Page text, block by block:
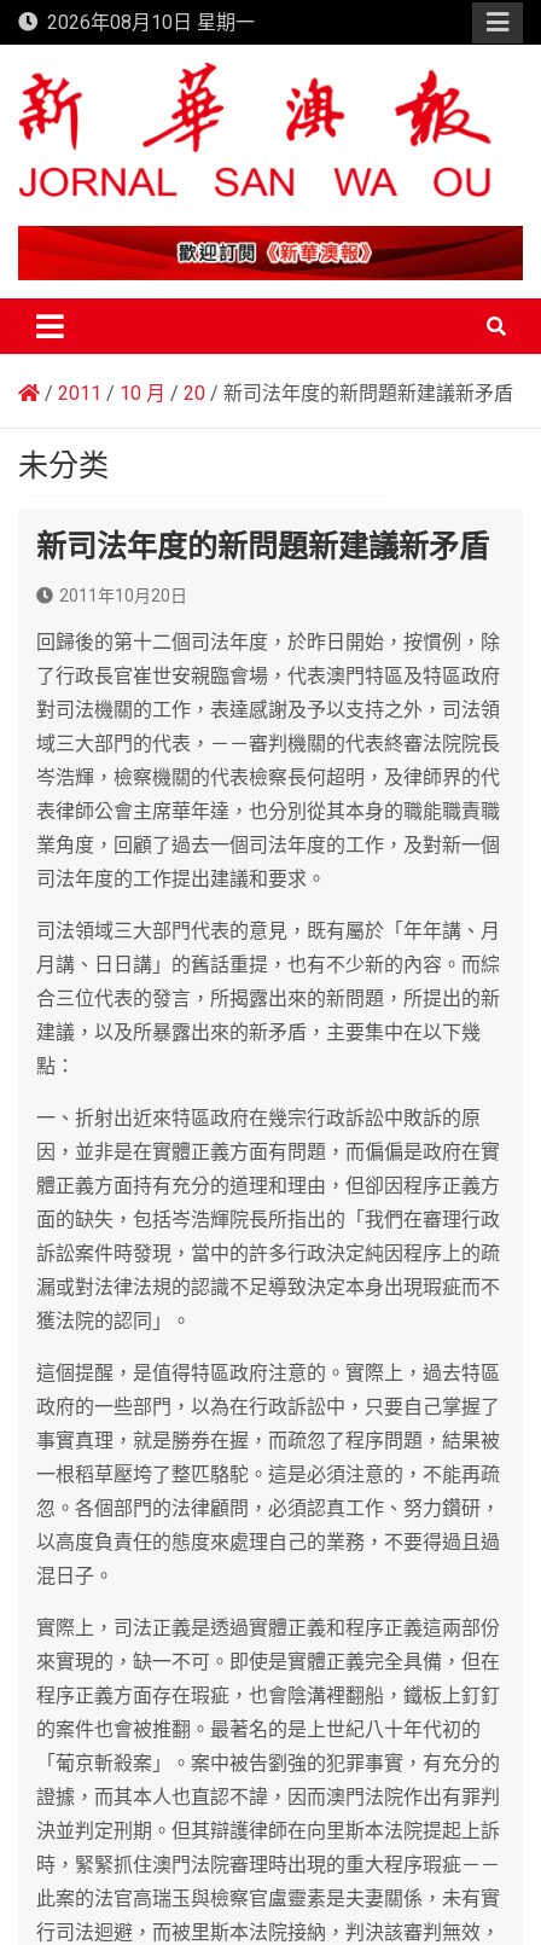
Skip
to
content
2026年08月10日 星期一
新華澳報
2011 10 月 20 新司法年度的新問題新建議新矛盾
未分类
新司法年度的新問題新建議新矛盾
2011年10月20日
回歸後的第十二個司法年度，於昨日開始，按慣例，除
了行政長官崔世安親臨會場，代表澳門特區及特區政府
對司法機關的工作，表達感謝及予以支持之外，司法領
域三大部門的代表，－－審判機關的代表終審法院院長
岑浩輝，檢察機關的代表檢察長何超明，及律師界的代
表律師公會主席華年達，也分別從其本身的職能職責職
業角度，回顧了過去一個司法年度的工作，及對新一個
司法年度的工作提出建議和要求。
司法領域三大部門代表的意見，既有屬於「年年講、月
月講、日日講」的舊話重提，也有不少新的內容。而綜
合三位代表的發言，所揭露出來的新問題，所提出的新
建議，以及所暴露出來的新矛盾，主要集中在以下幾
點：
一、折射出近來特區政府在幾宗行政訴訟中敗訴的原
因，並非是在實體正義方面有問題，而偏偏是政府在實
體正義方面持有充分的道理和理由，但卻因程序正義方
面的缺失，包括岑浩輝院長所指出的「我們在審理行政
訴訟案件時發現，當中的許多行政決定純因程序上的疏
漏或對法律法規的認識不足導致決定本身出現瑕疵而不
獲法院的認同」。
這個提醒，是值得特區政府注意的。實際上，過去特區
政府的一些部門，以為在行政訴訟中，只要自己掌握了
事實真理，就是勝券在握，而疏忽了程序問題，結果被
一根稻草壓垮了整匹駱駝。這是必須注意的，不能再疏
忽。各個部門的法律顧問，必須認真工作、努力鑽研，
以高度負責任的態度來處理自己的業務，不要得過且過
混日子。
實際上，司法正義是透過實體正義和程序正義這兩部份
來實現的，缺一不可。即使是實體正義完全具備，但在
程序正義方面存在瑕疵，也會陰溝裡翻船，鐵板上釘釘
的案件也會被推翻。最著名的是上世紀八十年代初的
「葡京斬殺案」。案中被告劉強的犯罪事實，有充分的
證據，而其本人也直認不諱，因而澳門法院作出有罪判
決並判定刑期。但其辯護律師在向里斯本法院提起上訴
時，緊緊抓住澳門法院審理時出現的重大程序瑕疵－－
此案的法官高瑞玉與檢察官盧靈素是夫妻關係，未有實
行司法迴避，而被里斯本法院接納，判決該審判無效，